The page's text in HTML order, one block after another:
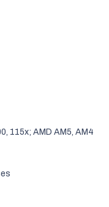
115x; AMD AM5, AM4